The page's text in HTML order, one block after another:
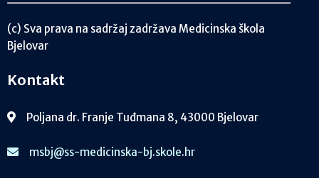
(c) Sva prava na sadržaj zadržava Medicinska škola
Bjelovar
Kontakt
Poljana dr. Franje Tuđmana 8, 43000 Bjelovar
msbj@ss-medicinska-bj.skole.hr